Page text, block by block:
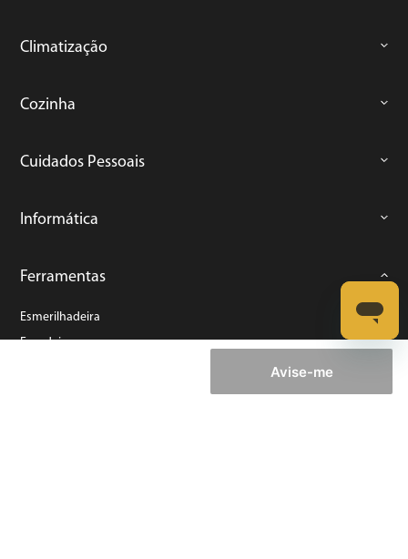
Avise-me
Climatização
Cozinha
Cuidados Pessoais
Informática
Ferramentas
Esmerilhadeira
Furadeira